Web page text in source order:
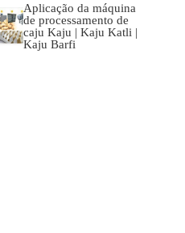
Aplicação da máquina
de processamento de
caju Kaju | Kaju Katli |
Kaju Barfi